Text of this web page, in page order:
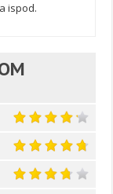
ispod.